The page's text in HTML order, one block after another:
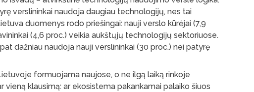
verslininkai naudoja daugiau technologijų, nes tai
duomenys rodo priešingai: nauji verslo kūrėjai (7,9
(4,6 proc.) veikia aukštųjų technologijų sektoriuose.
dažniau naudoja nauji verslininkai (30 proc.) nei patyrę
formuojama naujose, o ne ilgą laiką rinkoje
vieną klausimą: ar ekosistema pakankamai palaiko šiuos